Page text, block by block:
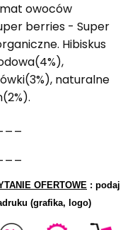
owoców
berries - Super
Hibiskus
naturalne
OFERTOWE : podaj
(grafika, logo)